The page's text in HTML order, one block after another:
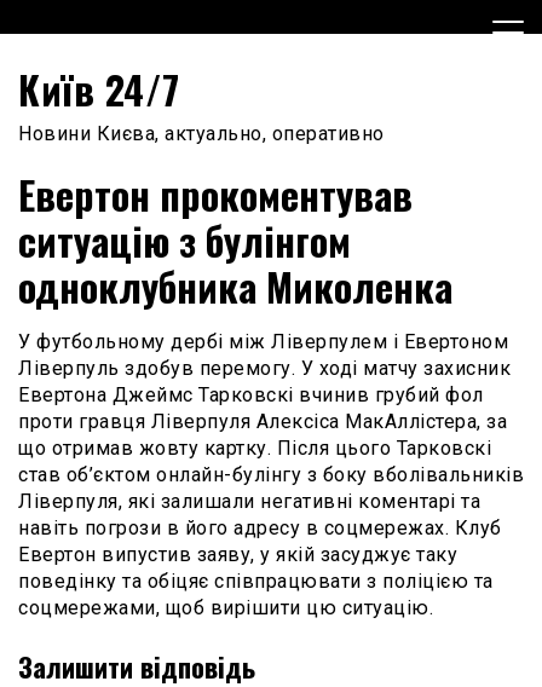
to
Київ 24/7
Новини Києва, актуально, оперативно
Евертон прокоментував
ситуацію з булінгом
одноклубника Миколенка
У футбольному дербі між Ліверпулем і Евертоном
Ліверпуль здобув перемогу. У ході матчу захисник
Евертона Джеймс Тарковскі вчинив грубий фол
проти гравця Ліверпуля Алексіса МакАллістера, за
що отримав жовту картку. Після цього Тарковскі
став об’єктом онлайн-булінгу з боку вболівальників
Ліверпуля, які залишали негативні коментарі та
навіть погрози в його адресу в соцмережах. Клуб
Евертон випустив заяву, у якій засуджує таку
поведінку та обіцяє співпрацювати з поліцією та
соцмережами, щоб вирішити цю ситуацію.
Залишити відповідь